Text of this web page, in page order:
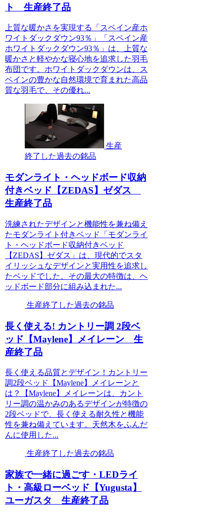
ト 生産終了品
上質な暖かさを実現する「スペイン産ホ
ワイトダックダウン93％」「スペイン産
ホワイトダックダウン93％」は、上質な
暖かさと軽やかな寝心地を追求した羽毛
布団です。ホワイトダックダウンは、ス
ペインの豊かな自然環境で育まれた高品
質な羽毛で、その優れ...
生産
終了した過去の銘品
モダンライト・ヘッドボード収納
付きベッド【ZEDAS】ゼダス
生産終了品
洗練されたデザインと機能性を兼ね備え
たモダンライト付きベッド「モダンライ
ト・ヘッドボード収納付きベッド
【ZEDAS】ゼダス」は、現代的でスタ
イリッシュなデザインと実用性を追求し
たベッドでした。その最大の特徴は、ヘ
ッドボード部分に組み込まれた...
生産終了した過去の銘品
長く使える! カントリー調 2段ベ
ッド【Maylene】メイレーン 生
産終了品
長く使える品質とデザイン！カントリー
調2段ベッド【Maylene】メイレーンと
は？【Maylene】メイレーンは、カント
リー調の温かみのあるデザインが特徴の
2段ベッドで、長く使える耐久性と機能
性を兼ね備えています。天然木をふんだ
んに使用した...
生産終了した過去の銘品
家族で一緒に過ごす・LEDライ
ト・高級ローベッド【Yugusta】
ユーガスタ 生産終了品